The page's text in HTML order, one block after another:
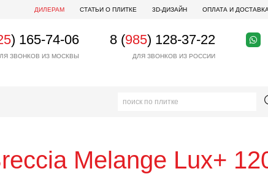
ДИЛЕРАМ СТАТЬИ О ПЛИТКЕ 3D-ДИЗАЙН ОПЛАТА И ДОСТАВКА
) 165-74-06
ЗВОНКОВ ИЗ МОСКВЫ
8 (985) 128-37-22
ДЛЯ ЗВОНКОВ ИЗ РОССИИ
Melange Lux+